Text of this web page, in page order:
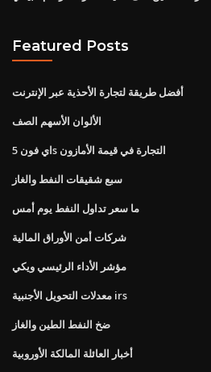
Featured Posts
أفضل طريقة لتجارة الأحذية عبر الإنترنت
الألوان الأسهم الصف
اي فون 5s التجارة في قيمة الأمازون
سبع شقيقات النفط والغاز
ما سعر تداول النفط يوم أمس
شركات أمن الأوراق المالية
مؤشر الأداء الرئيسي ويكي
معدلات التحويل الأجنبية irs
ضخ النفط الطين والغاز
أخبار العائلة المالكة الأوروبية